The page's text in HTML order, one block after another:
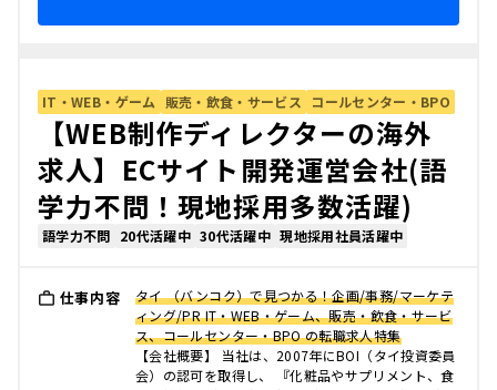
IT・WEB・ゲーム 販売・飲食・サービス コールセンター・BPO
【WEB制作ディレクターの海外
求人】ECサイト開発運営会社(語
学力不問！現地採用多数活躍)
語学力不問 20代活躍中 30代活躍中 現地採用社員活躍中
仕事内容
タイ （バンコク）で見つかる！企画/事務/マーケテ
ィング/PR IT・WEB・ゲーム、販売・飲食・サービ
ス、コールセンター・BPO の転職求人特集
【会社概要】 当社は、2007年にBOI（タイ投資委員
会）の認可を取得し、 『化粧品やサプリメント、食